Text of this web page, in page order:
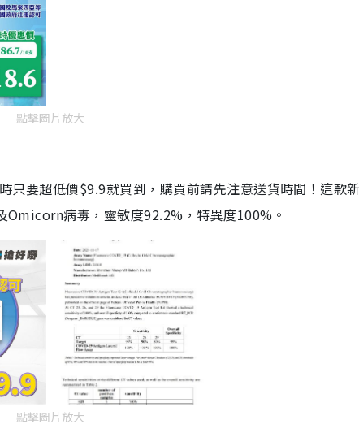
點擊圖片放大
要超低價$9.9就買到，購買前請先注意送貨時間！這款
病毒，靈敏度92.2%，特異度100%。
點擊圖片放大